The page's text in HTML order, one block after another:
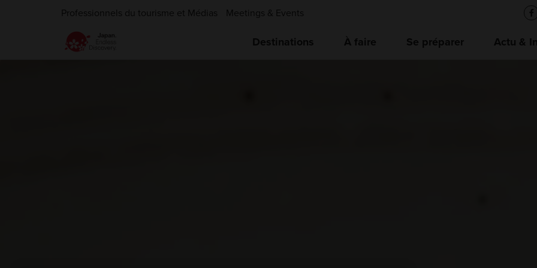
Professionnels du tourisme et Médias Meetings & Events
Destinations À faire Se préparer Actu &